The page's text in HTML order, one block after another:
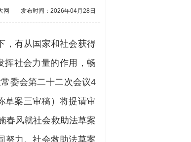
网 发布时间：2026年04月28日
有从国家和社会获得
挥社会力量的作用，畅
委会第二十二次会议4
草案三审稿）将提请审
春风就社会救助法草案
努力。社会救助法草案